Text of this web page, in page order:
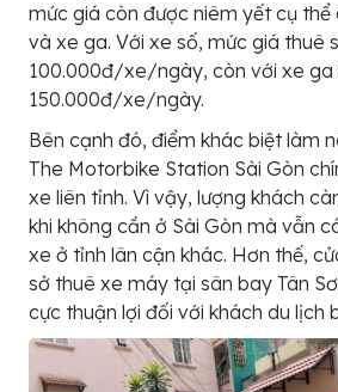
mức giá còn được niêm yết cụ thể
và xe ga. Với xe số, mức giá thuê
100.000đ/xe/ngày, còn với xe ga
150.000đ/xe/ngày.
Bên cạnh đó, điểm khác biệt làm
The Motorbike Station Sài Gòn
xe liên tỉnh. Vì vậy, lượng khách
khi không cần ở Sài Gòn mà vẫn
xe ở tỉnh lân cận khác. Hơn thế,
sở thuê xe máy tại sân bay Tân
cực thuận lợi đối với khách du lịch